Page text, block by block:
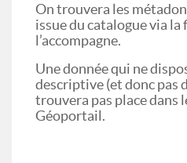
On trouvera les
issue du catalogue via
l’accompagne.
Une donnée qui ne
descriptive (et donc pas
trouvera pas place dans
Géoportail.